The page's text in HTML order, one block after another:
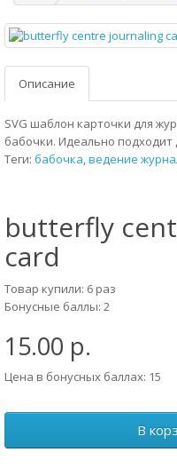
Описание
SVG шаблон карточки для
бабочки. Идеально подходит
Теги: бабочка,ведение
butterfly
card
Товар купили: 6 раз
Бонусные баллы: 2
15.00 р.
Цена в бонусных баллах: 15
В